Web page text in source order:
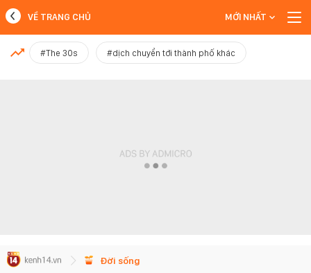
MỚI NHẤT
VỀ TRANG CHỦ MỚI NHẤT
#The 30s #dịch chuyển tới thành phố khác
Đời sống